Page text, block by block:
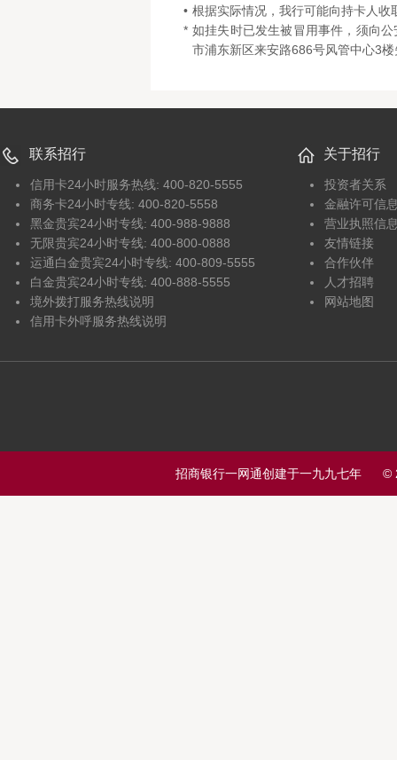
• 根据实际情况，我行可能向持卡人收
* 如挂失时已发生被冒用事件，须向
市浦东新区来安路686号风管中心3
联系招行
信用卡24小时服务热线: 400-820-5555
商务卡24小时专线: 400-820-5558
黑金贵宾24小时专线: 400-988-9888
无限贵宾24小时专线: 400-800-0888
运通白金贵宾24小时专线: 400-809-5555
白金贵宾24小时专线: 400-888-5555
境外拨打服务热线说明
信用卡外呼服务热线说明
关于招行
投资者关系
金融许可信
营业执照信
友情链接
合作伙伴
人才招聘
网站地图
招商银行一网通创建于一九九七年